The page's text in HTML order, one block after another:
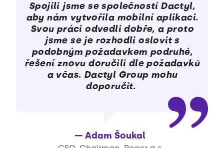
Spojili jsme se společností Dactyl,
aby nám vytvořila mobilní aplikaci.
Svou práci odvedli dobře, a proto
jsme se je rozhodli oslovit s
podobným požadavkem podruhé,
řešení znovu doručili dle požadavků
a včas. Dactyl Group mohu
doporučit.
Adam Šoukal